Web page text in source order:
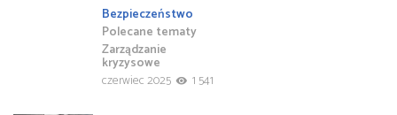
Bezpieczeństwo
Polecane tematy
Zarządzanie
kryzysowe
czerwiec 2025
1 541